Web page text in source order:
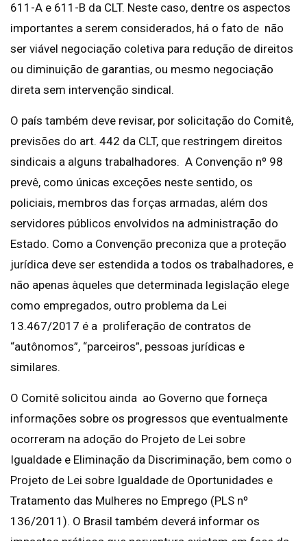
611-A e 611-B da CLT. Neste caso, dentre os aspectos
importantes a serem considerados, há o fato de não
ser viável negociação coletiva para redução de direitos
ou diminuição de garantias, ou mesmo negociação
direta sem intervenção sindical.
O país também deve revisar, por solicitação do Comitê,
previsões do art. 442 da CLT, que restringem direitos
sindicais a alguns trabalhadores. A Convenção nº 98
prevê, como únicas exceções neste sentido, os
policiais, membros das forças armadas, além dos
servidores públicos envolvidos na administração do
Estado. Como a Convenção preconiza que a proteção
jurídica deve ser estendida a todos os trabalhadores, e
não apenas àqueles que determinada legislação elege
como empregados, outro problema da Lei
13.467/2017 é a proliferação de contratos de
“autônomos”, “parceiros”, pessoas jurídicas e
similares.
O Comitê solicitou ainda ao Governo que forneça
informações sobre os progressos que eventualmente
ocorreram na adoção do Projeto de Lei sobre
Igualdade e Eliminação da Discriminação, bem como o
Projeto de Lei sobre Igualdade de Oportunidades e
Tratamento das Mulheres no Emprego (PLS nº
136/2011). O Brasil também deverá informar os